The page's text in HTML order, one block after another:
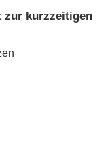
zur kurzzeitigen